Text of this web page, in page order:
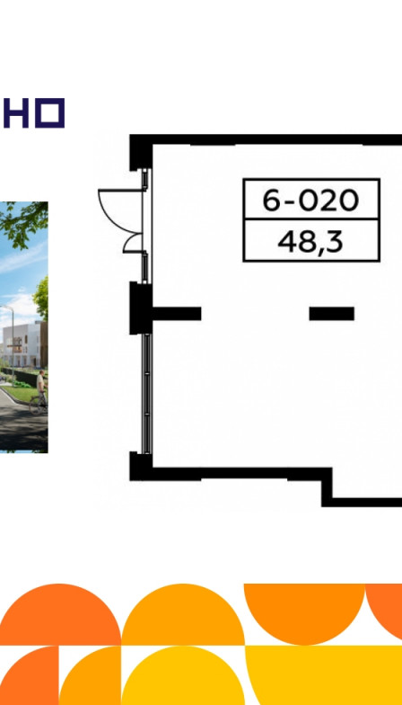
Аренда
113836 - П. ПРОКШИНО,
ЖК ПРОКШИНО 6 КОРП.2
Москва / Московская обл
Получить контакты
Предложение напрямую от застройщика!
ХАРАКТЕРИСТИКИ ПОМЕЩЕНИЯ Стоимость полная:
144899 рублей Стоимость м2: 2999 рублей Площадь: 48.3 м2
Назначение: свободного назначения Отделка: нет данных
Разрешенная мощность: 9.66 кВт Система вентиляции: Ш125;
О помещении
Где находится
Другие объявления
Характеристики помещения
№ объявления